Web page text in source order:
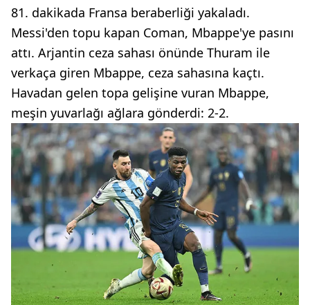
81. dakikada Fransa beraberliği yakaladı.
Messi'den topu kapan Coman, Mbappe'ye pasını
attı. Arjantin ceza sahası önünde Thuram ile
verkaça giren Mbappe, ceza sahasına kaçtı.
Havadan gelen topa gelişine vuran Mbappe,
meşin yuvarlağı ağlara gönderdi: 2-2.